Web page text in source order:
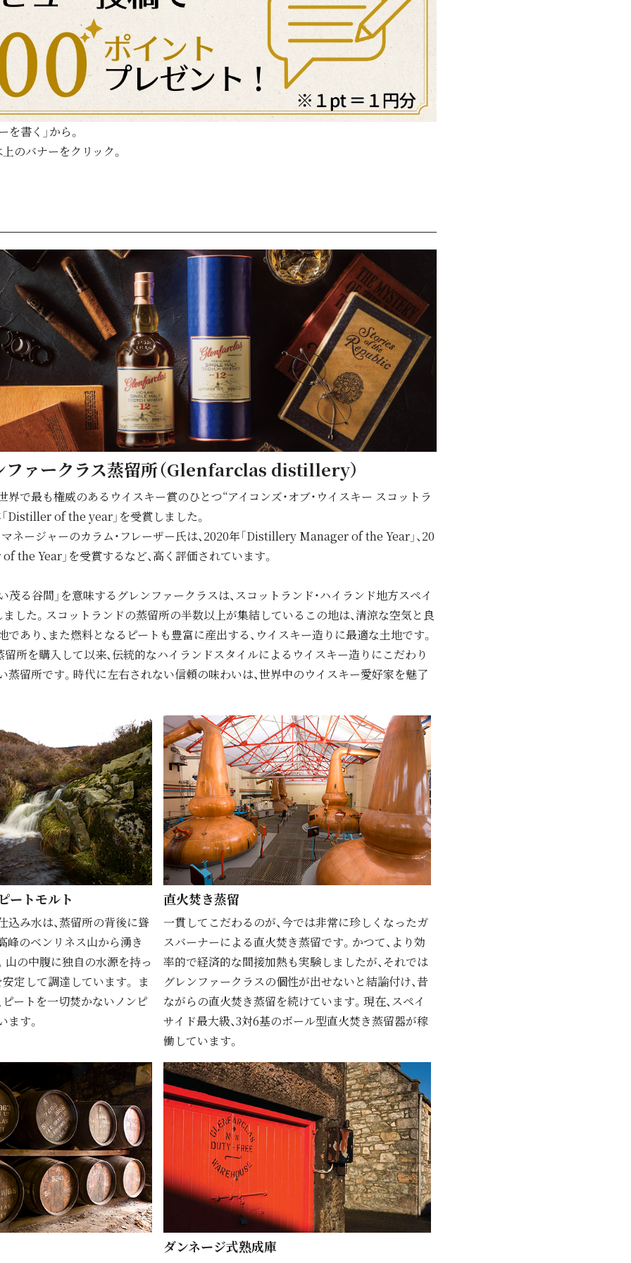
書く」から。
のバナーをクリック。
ファークラス蒸留所（Glenfarclas distillery）
界で最も権威のあるウイスキー賞のひとつ“アイコンズ・オブ・ウイスキー スコットラ
「Distiller of the year」を受賞しました。
マネージャーのカラム・フレーザー氏は、2020年「Distillery Manager of the Year」、20
the Year」を受賞するなど、高く評価されています。
茂る⾕間」を意味するグレンファークラスは、スコットランド・ハイランド地⽅スペイ
した。スコットランドの蒸留所の半数以上が集結しているこの地は、清涼な空気と良
であり、また燃料となるピートも豊富に産出する、ウイスキー造りに最適な⼟地です。
所を購⼊して以来、伝統的なハイランドスタイルによるウイスキー造りにこだわり
蒸留所です。時代に左右されない信頼の味わいは、世界中のウイスキー愛好家を魅了
ートモルト
み水は、蒸留所の背後に聳
峰のベンリネス山から湧き
山の中腹に独自の水源を持っ
定して調達しています。 ま
ートを一切焚かないノンピ
す。
直⽕焚き蒸留
⼀貫してこだわるのが、今では⾮常に珍しくなったガ
スバーナーによる直⽕焚き蒸留です。かつて、より効
率的で経済的な間接加熱も実験しましたが、それでは
グレンファークラスの個性が出せないと結論付け、昔
ながらの直⽕焚き蒸留を続けています。現在、スペイ
サイド最⼤級、3対6基のボール型直⽕焚き蒸留器が稼
働しています。
ダンネージ式熟成庫